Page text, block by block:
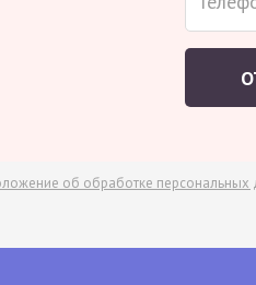
об обработке персональных